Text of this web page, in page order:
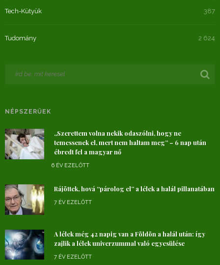
Tech-Kütyük 387
Tudomány 2 624
NÉPSZERŰEK
„Szerettem volna nekik odaszólni, hogy ne
temessenek el, mert nem haltam meg” – 6 nap után
ébredt fel a magyar nő
6 ÉV EZELŐTT
Rájöttek, hová “párolog el” a lélek a halál pillanatában
7 ÉV EZELŐTT
A lélek még 42 napig van a Földön a halál után: így
zajlik a lélek univerzummal való egyesülése
7 ÉV EZELŐTT